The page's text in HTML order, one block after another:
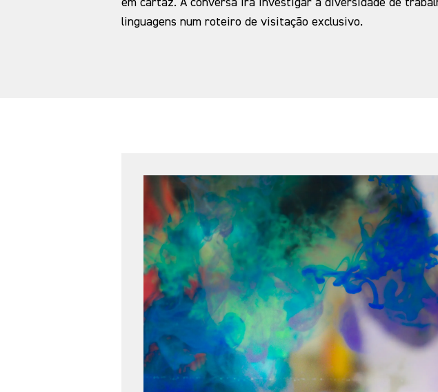
em cartaz. A conversa irá investigar a diversidade de
linguagens num roteiro de visitação exclusivo.